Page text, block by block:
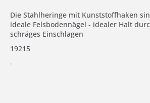
Die Stahlheringe mit Kunststoffhaken
ideale Felsbodennägel - idealer Halt
schräges Einschlagen
19215
-